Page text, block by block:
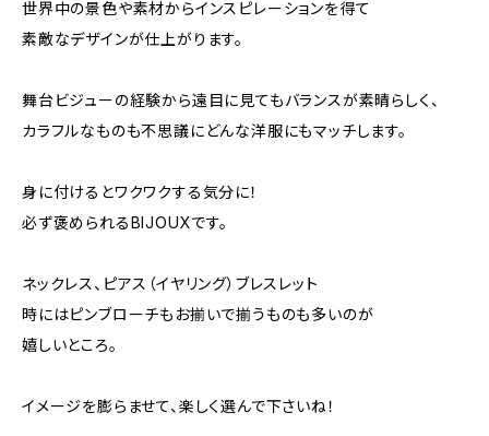
世界中の景色や素材からインスピレーションを得て
素敵なデザインが仕上がります。
舞台ビジューの経験から遠目に見てもバランスが素晴らしく、
カラフルなものも不思議にどんな洋服にもマッチします。
身に付けるとワクワクする気分に！
必ず褒められるBIJOUXです。
ネックレス、ピアス（イヤリング）ブレスレット
時にはピンブローチもお揃いで揃うものも多いのが
嬉しいところ。
イメージを膨らませて、楽しく選んで下さいね！